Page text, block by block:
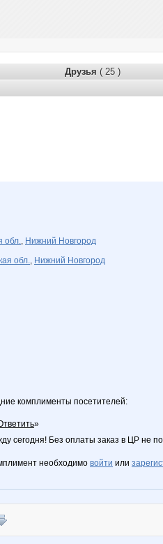
Друзья ( 25 )
обл., Нижний Новгород
обл., Нижний Новгород
комплименты посетителей:
»
сегодня! Без оплаты заказ в ЦР не
необходимо войти или